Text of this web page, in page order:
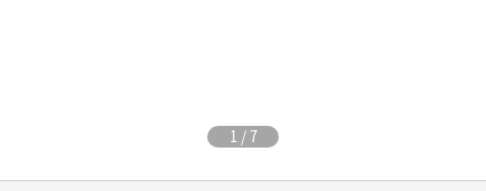
1 / 7